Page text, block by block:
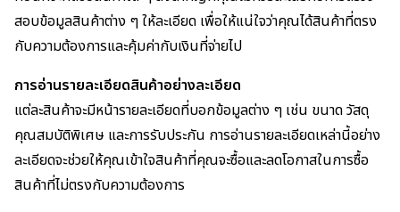
สอบข้อมูลสินค้าต่าง ๆ ให้ละเอียด เพื่อให้แน่ใจว่าคุณได้สินค้าที่ตรง
กับความต้องการและคุ้มค่ากับเงินที่จ่ายไป
การอ่านรายละเอียดสินค้าอย่างละเอียด
แต่ละสินค้าจะมีหน้ารายละเอียดที่บอกข้อมูลต่าง ๆ เช่น ขนาด วัสดุ
คุณสมบัติพิเศษ และการรับประกัน การอ่านรายละเอียดเหล่านี้อย่าง
ละเอียดจะช่วยให้คุณเข้าใจสินค้าที่คุณจะซื้อและลดโอกาสในการซื้อ
สินค้าที่ไม่ตรงกับความต้องการ